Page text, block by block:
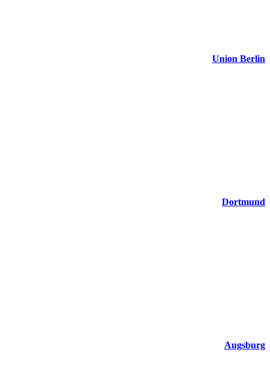
Union Berlin
Dortmund
Augsburg